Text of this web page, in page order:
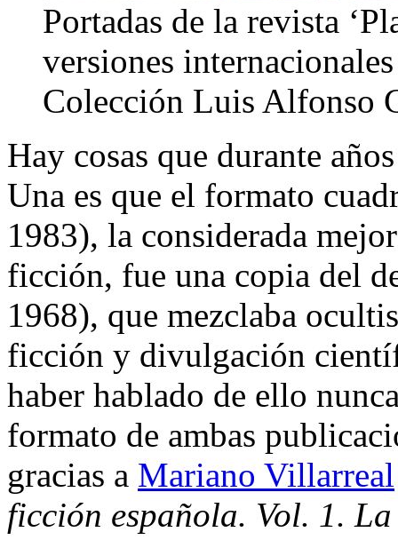
Portadas de la revista
versiones
Colección Luis Alfonso
Hay cosas que durante
Una es que el formato
1983), la considerada
ficción, fue una copia del
1968), que mezclaba
ficción y divulgación
haber hablado de ello
formato de ambas
gracias a Mariano Villarreal
ficción española. Vol. 1.